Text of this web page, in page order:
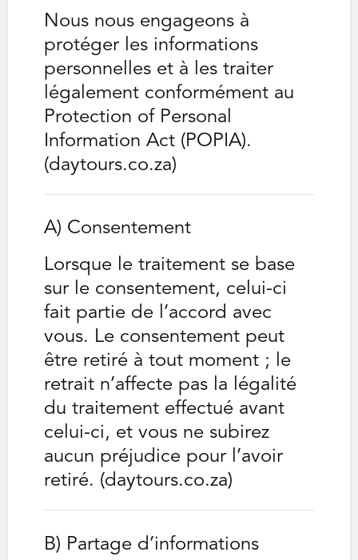
Nous nous engageons à
protéger les informations
personnelles et à les traiter
légalement conformément au
Protection of Personal
Information Act (POPIA).
(daytours.co.za)
A) Consentement
Lorsque le traitement se base
sur le consentement, celui-ci
fait partie de l’accord avec
vous. Le consentement peut
être retiré à tout moment ; le
retrait n’affecte pas la légalité
du traitement effectué avant
celui-ci, et vous ne subirez
aucun préjudice pour l’avoir
retiré. (daytours.co.za)
B) Partage d’informations